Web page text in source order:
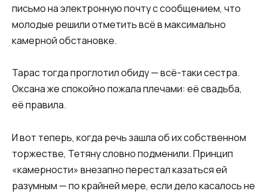
письмо на электронную почту с сообщением, что
молодые решили отметить всё в максимально
камерной обстановке.
Тарас тогда проглотил обиду — всё-таки сестра.
Оксана же спокойно пожала плечами: её свадьба,
её правила.
И вот теперь, когда речь зашла об их собственном
торжестве, Тетяну словно подменили. Принцип
«камерности» внезапно перестал казаться ей
разумным — по крайней мере, если дело касалось не